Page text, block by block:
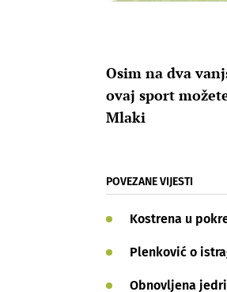
Osim na dva
ovaj sport
Mlaki
POVEZANE VIJESTI
Kostrena u
Plenković o
Obnovljena